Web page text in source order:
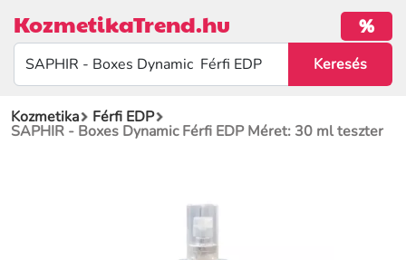
KozmetikaTrend.hu %
Kozmetika Férfi EDP
SAPHIR - Boxes Dynamic Férfi EDP Méret: 30 ml teszter